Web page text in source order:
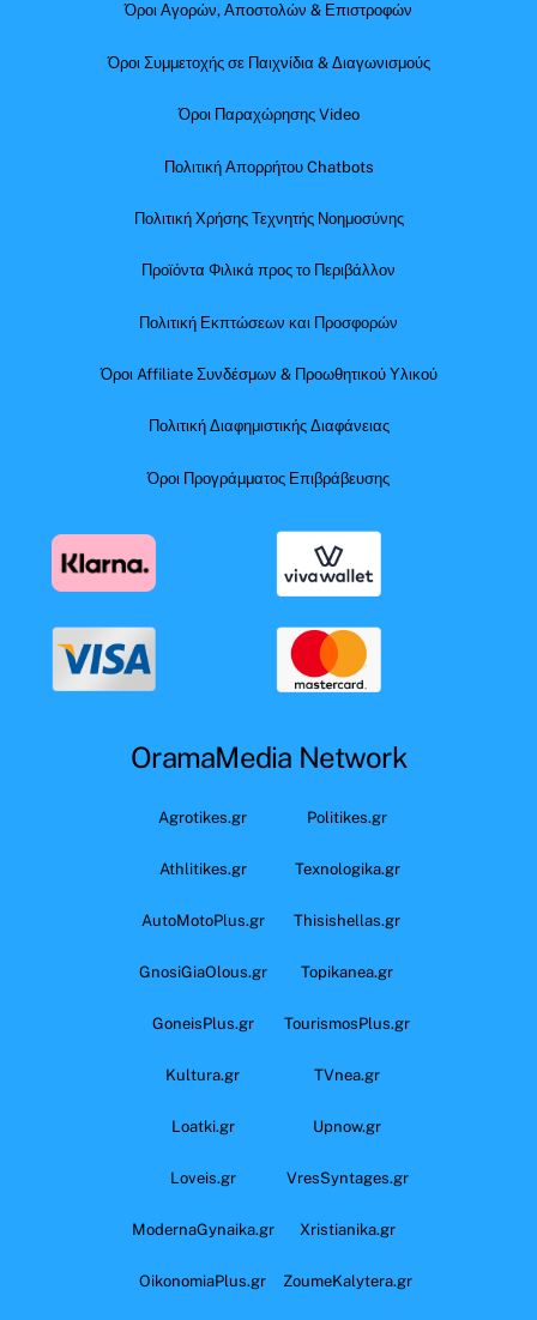
Όροι Αγορών, Αποστολών & Επιστροφών
Όροι Συμμετοχής σε Παιχνίδια & Διαγωνισμούς
Όροι Παραχώρησης Video
Πολιτική Απορρήτου Chatbots
Πολιτική Χρήσης Τεχνητής Νοημοσύνης
Προϊόντα Φιλικά προς το Περιβάλλον
Πολιτική Εκπτώσεων και Προσφορών
Όροι Affiliate Συνδέσμων & Προωθητικού Υλικού
Πολιτική Διαφημιστικής Διαφάνειας
Όροι Προγράμματος Επιβράβευσης
OramaMedia Network
Agrotikes.gr Politikes.gr
Athlitikes.gr Texnologika.gr
AutoMotoPlus.gr Thisishellas.gr
GnosiGiaOlous.gr Topikanea.gr
GoneisPlus.gr TourismosPlus.gr
Kultura.gr TVnea.gr
Loatki.gr Upnow.gr
Loveis.gr VresSyntages.gr
ModernaGynaika.gr Xristianika.gr
OikonomiaPlus.gr ZoumeKalytera.gr